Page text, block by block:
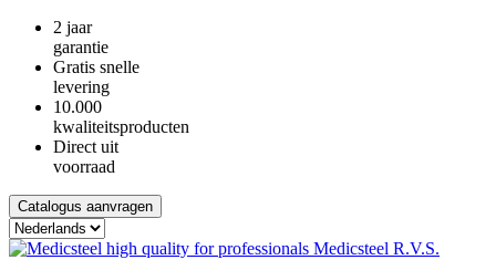
2 jaar
garantie
Gratis snelle
levering
10.000
kwaliteitsproducten
Direct uit
voorraad
Catalogus aanvragen